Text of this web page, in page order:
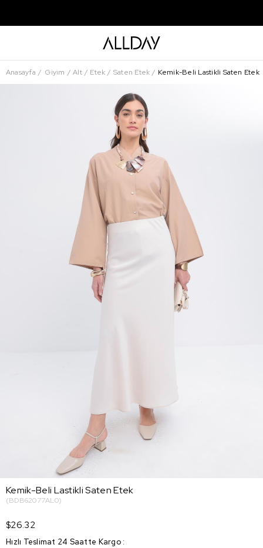
Anasayfa Giyim Alt Etek Saten Etek Kemik-Beli Lastikli Saten Etek
Kemik-Beli Lastikli Saten Etek
(BDB62077AL0)
$26.32
Hızlı Teslimat 24 Saatte Kargo :